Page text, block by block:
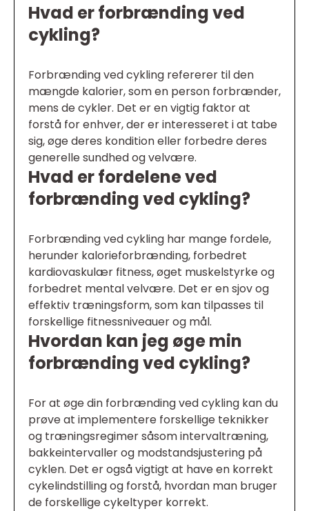
Hvad er forbrænding ved
cykling?
Forbrænding ved cykling refererer til den
mængde kalorier, som en person forbrænder,
mens de cykler. Det er en vigtig faktor at
forstå for enhver, der er interesseret i at tabe
sig, øge deres kondition eller forbedre deres
generelle sundhed og velvære.
Hvad er fordelene ved
forbrænding ved cykling?
Forbrænding ved cykling har mange fordele,
herunder kalorieforbrænding, forbedret
kardiovaskulær fitness, øget muskelstyrke og
forbedret mental velvære. Det er en sjov og
effektiv træningsform, som kan tilpasses til
forskellige fitnessniveauer og mål.
Hvordan kan jeg øge min
forbrænding ved cykling?
For at øge din forbrænding ved cykling kan du
prøve at implementere forskellige teknikker
og træningsregimer såsom intervaltræning,
bakkeintervaller og modstandsjustering på
cyklen. Det er også vigtigt at have en korrekt
cykelindstilling og forstå, hvordan man bruger
de forskellige cykeltyper korrekt.